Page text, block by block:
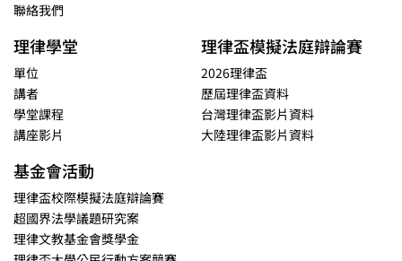
聯絡我們
理律學堂
單位
講者
學堂課程
講座影片
理律盃模擬法庭辯論賽
2026理律盃
歷屆理律盃資料
台灣理律盃影片資料
大陸理律盃影片資料
基金會活動
理律盃校際模擬法庭辯論賽
超國界法學議題研究案
理律文教基金會獎學金